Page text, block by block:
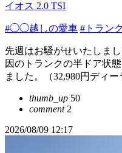
イオス 2.0 TSI
#◯◯越しの愛車 #トラン
先週はお騒がせいたしま
因のトランクの半ドア状
ました。（32,980円ディ
thumb_up 50
comment2
2026/08/09 12:17